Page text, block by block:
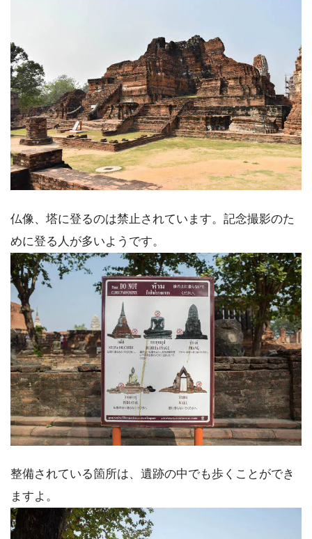
仏像、塔に登るのは禁止されています。記念撮影のた
めに登る人が多いようです。
整備されている箇所は、遺跡の中でも歩くことができ
ますよ。